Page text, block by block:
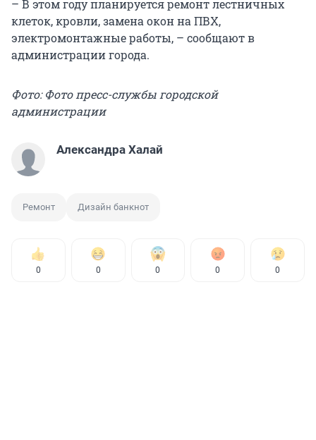
– В этом году планируется ремонт лестничных
клеток, кровли, замена окон на ПВХ,
электромонтажные работы, – сообщают в
администрации города.
Фото: Фото пресс-службы городской
администрации
Александра Халай
Ремонт Дизайн банкнот
0 0 0 0 0